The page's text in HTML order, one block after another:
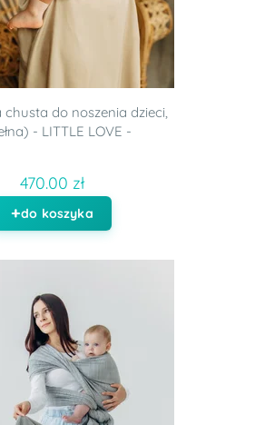
do noszenia dzieci,
- LITTLE LOVE -
470.00 zł
do koszyka